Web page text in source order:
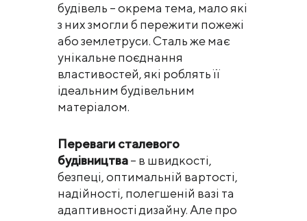
будівель – окрема тема, мало які
з них змогли б пережити пожежі
або землетруси. Сталь же має
унікальне поєднання
властивостей, які роблять її
ідеальним будівельним
матеріалом.
Переваги сталевого
будівництва– в швидкості,
безпеці, оптимальній вартості,
надійності, полегшеній вазі та
адаптивності дизайну. Але про